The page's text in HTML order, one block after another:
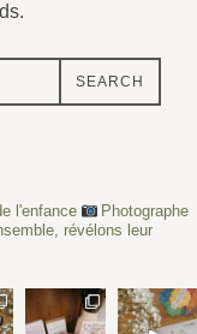
SEARCH
l'enfance
Photographe
révélons leur